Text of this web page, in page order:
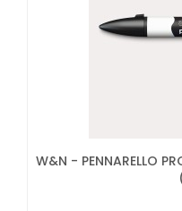
W&N - PENNARELLO